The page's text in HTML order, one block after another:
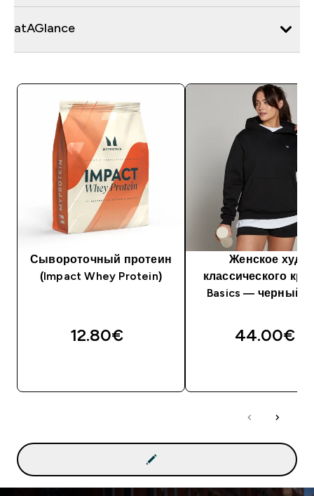
atAGlance
Сывороточный протеин
(Impact Whey Protein)
12.80€‎
Женское худи
классического
Basics — черный
44.00€‎